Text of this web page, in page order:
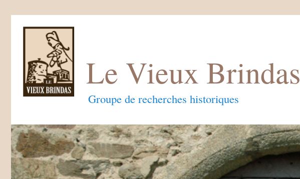
Le Vieux Brindas
Groupe de recherches historiques